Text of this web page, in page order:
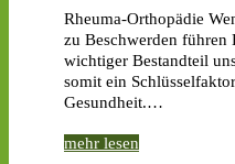
Rheuma-Orthopädie
zu Beschwerden führen
wichtiger Bestandteil
somit ein
Gesundheit.…
mehr lesen